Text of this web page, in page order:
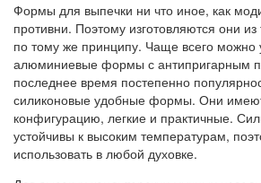
Формы для выпечки ни что иное, как
противни. Поэтому изготовляются они
по тому же принципу. Чаще всего можно
алюминиевые формы с антипригарным
последнее время постепенно
силиконовые удобные формы. Они
конфигурацию, легкие и практичные.
устойчивы к высоким температурам,
использовать в любой духовке.